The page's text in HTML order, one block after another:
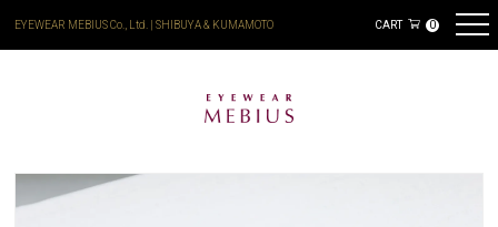
EYEWEAR MEBIUS Co., Ltd. | SHIBUYA & KUMAMOTO CART 0